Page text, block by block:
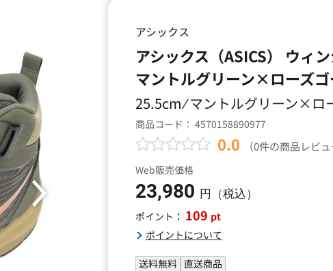
アシックス
アシックス（ASICS） ウィ
マントルグリーン×ローズゴ
25.5cm ⁄ マントルグリーン×ロ
商品コード： 4570158890977
0.0 （0件の商品レビュ
Web販売価格
23,980 円（税込）
ポイント： 109 pt
ポイントについて
送料無料 直送商品